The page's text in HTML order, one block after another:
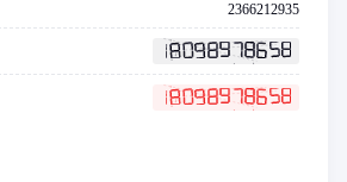
2366212935